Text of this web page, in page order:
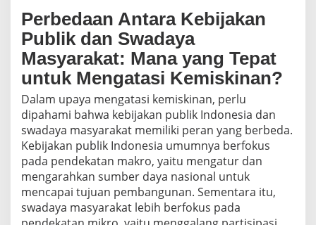
Perbedaan Antara Kebijakan
Publik dan Swadaya
Masyarakat: Mana yang Tepat
untuk Mengatasi Kemiskinan?
Dalam upaya mengatasi kemiskinan, perlu
dipahami bahwa kebijakan publik Indonesia dan
swadaya masyarakat memiliki peran yang berbeda.
Kebijakan publik Indonesia umumnya berfokus
pada pendekatan makro, yaitu mengatur dan
mengarahkan sumber daya nasional untuk
mencapai tujuan pembangunan. Sementara itu,
swadaya masyarakat lebih berfokus pada